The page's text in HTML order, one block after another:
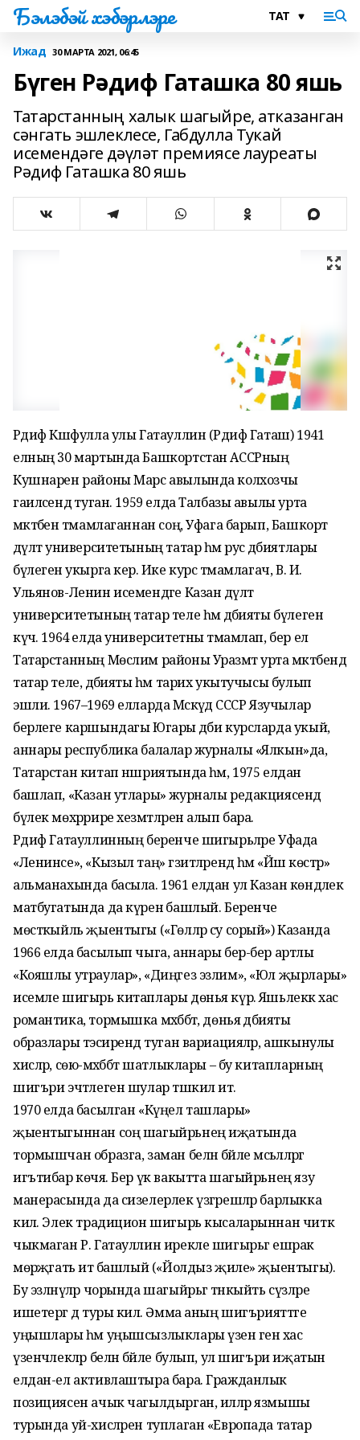
Бэлэбэй хэбэрлэре
Ижад 30 МАРТА 2021, 06:45
Бүген Рәдиф Гаташка 80 яшь
Татарстанның халык шагыйре, атказанган
сәнгать эшлеклесе, Габдулла Тукай
исемендәге дәүләт премиясе лауреаты
Рәдиф Гаташка 80 яшь
Рәдиф Кәшфулла улы Гатауллин (Рәдиф Гаташ) 1941
елның 30 мартында Башкортстан АССРның
Кушнарен районы Марс авылында колхозчы
гаиләсендә туган. 1959 елда Талбазы авылы урта
мәктәбен тәмамлаганнан соң, Уфага барып, Башкорт
дәүләт университетының татар һәм рус әдәбиятлары
бүлегенә укырга керә. Ике курс тәмамлагач, В. И.
Ульянов-Ленин исемендәге Казан дәүләт
университетының татар теле һәм әдәбияты бүлегенә
күчә. 1964 елда университетны тәмамлап, бер ел
Татарстанның Мөслим районы Уразмәт урта мәктәбендә
татар теле, әдәбияты һәм тарих укытучысы булып
эшли. 1967–1969 елларда Мәскәүдә СССР Язучылар
берлеге каршындагы Югары әдәби курсларда укый,
аннары республика балалар журналы «Ялкын»да,
Татарстан китап нәшриятында һәм, 1975 елдан
башлап, «Казан утлары» журналы редакциясендә
бүлек мөхәррире хезмәтләрен алып бара.
Рәдиф Гатауллинның беренче шигырьләре Уфада
«Ленинсе», «Кызыл таң» гәзитләрендә һәм «Йәш көстәр»
альманахында басыла. 1961 елдан ул Казан көндәлек
матбугатында да күренә башлый. Беренче
мөстәкыйль җыентыгы («Гөлләр су сорый») Казанда
1966 елда басылып чыга, аннары бер-бер артлы
«Кояшлы утраулар», «Диңгез эзлим», «Юл җырлары»
исемле шигырь китаплары дөнья күрә. Яшьлеккә хас
романтика, тормышка мәхәббәт, дөнья әдәбияты
образлары тәэсирендә туган вариацияләр, ашкынулы
хисләр, сөю-мәхәббәт шатлыклары – бу китапларның
шигъри эчтәлеген шулар тәшкил итә.
1970 елда басылган «Күңел ташлары»
җыентыгыннан соң шагыйрьнең иҗатында
тормышчан образга, заман белән бәйле мәсьәләләргә
игътибар көчәя. Бер үк вакытта шагыйрьнең язу
манерасында да сизелерлек үзгәрешләр барлыкка
килә. Элек традицион шигырь кысаларыннан читкә
чыкмаган Р. Гатауллин ирекле шигырьгә ешрак
мөрәҗәгать итә башлый («Йолдыз җиле» җыентыгы).
Бу эзләнүләр чорында шагыйрьгә тәнкыйть сүзләре
ишетергә дә туры килә. Әмма аның шигърияттәге
уңышлары һәм уңышсызлыклары үзенә генә хас
үзенчәлекләр белән бәйле булып, ул шигъри иҗатын
елдан-ел активлаштыра бара. Гражданлык
позициясен ачык чагылдырган, илләр язмышы
турында уй-хисләрен туплаган «Европада татар